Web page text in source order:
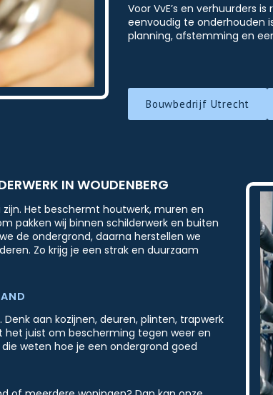
Voor VvE’s en verhuurders
eenvoudig te onderhouden
planning, afstemming en
Bouwbedrijf Utrecht
IN WOUDENBERG
Het beschermt houtwerk, muren en
pakken wij binnen schilderwerk en buiten
de ondergrond, daarna herstellen we
Zo krijg je een strak en duurzaam
aan kozijnen, deuren, plinten, trapwerk
juist om bescherming tegen weer en
weten hoe je een ondergrond goed